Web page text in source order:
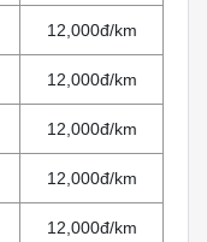
12,000đ/km
12,000đ/km
12,000đ/km
12,000đ/km
12,000đ/km